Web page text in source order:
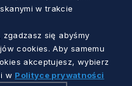
w trakcie
zgadzasz się abyśmy
cookies. Aby samemu
akceptujesz, wybierz
w Polityce prywatności